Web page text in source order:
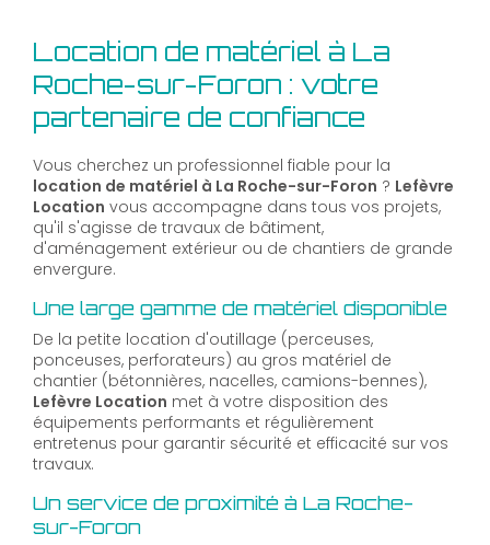
Location de matériel à La
Roche-sur-Foron : votre
partenaire de confiance
Vous cherchez un professionnel fiable pour la
location de matériel à La Roche-sur-Foron ? Lefèvre
Location vous accompagne dans tous vos projets,
qu'il s'agisse de travaux de bâtiment,
d'aménagement extérieur ou de chantiers de grande
envergure.
Une large gamme de matériel disponible
De la petite location d'outillage (perceuses,
ponceuses, perforateurs) au gros matériel de
chantier (bétonnières, nacelles, camions-bennes),
Lefèvre Location met à votre disposition des
équipements performants et régulièrement
entretenus pour garantir sécurité et efficacité sur vos
travaux.
Un service de proximité à La Roche-
sur-Foron